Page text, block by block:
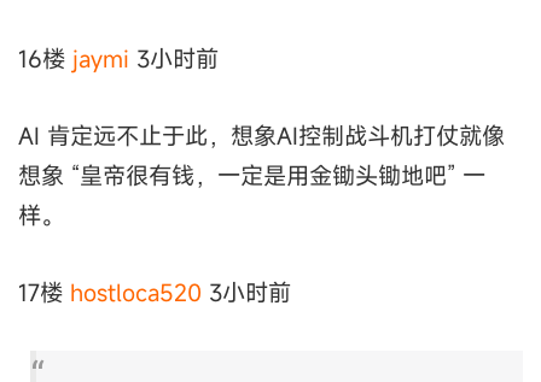
16楼 jaymi 3小时前
AI 肯定远不止于此，想象AI控制战斗机打仗就像
想象 “皇帝很有钱，一定是用金锄头锄地吧” 一
样。
17楼 hostloca520 3小时前